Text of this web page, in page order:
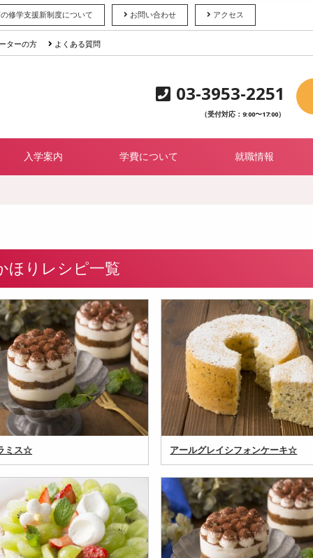
修学支援新制度について お問い合わせ アクセス
ターの方 よくある質問
03-3953-2251
（受付対応：9:00〜17:00）
入学案内 学費について 就職情報
ほりレシピ一覧
ミス☆ アールグレイシフォンケーキ☆